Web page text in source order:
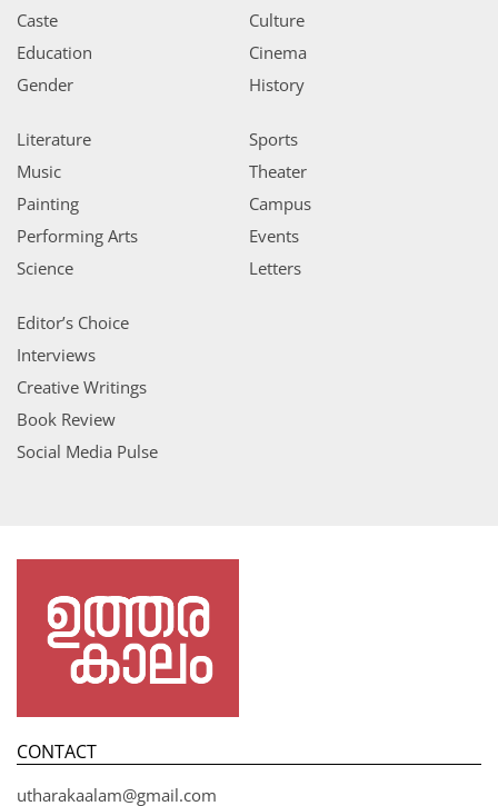
Caste
Education
Gender
Culture
Cinema
History
Literature
Music
Painting
Performing Arts
Science
Sports
Theater
Campus
Events
Letters
Editor’s Choice
Interviews
Creative Writings
Book Review
Social Media Pulse
CONTACT
utharakaalam@gmail.com